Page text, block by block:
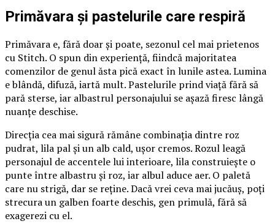
Primăvara și pastelurile care respiră
Primăvara e, fără doar și poate, sezonul cel mai prietenos
cu Stitch. O spun din experiență, fiindcă majoritatea
comenzilor de genul ăsta pică exact în lunile astea. Lumina
e blândă, difuză, iartă mult. Pastelurile prind viață fără să
pară sterse, iar albastrul personajului se așază firesc lângă
nuanțe deschise.
Direcția cea mai sigură rămâne combinația dintre roz
pudrat, lila pal și un alb cald, ușor cremos. Rozul leagă
personajul de accentele lui interioare, lila construiește o
punte între albastru și roz, iar albul aduce aer. O paletă
care nu strigă, dar se reține. Dacă vrei ceva mai jucăuș, poți
strecura un galben foarte deschis, gen primulă, fără să
exagerezi cu el.